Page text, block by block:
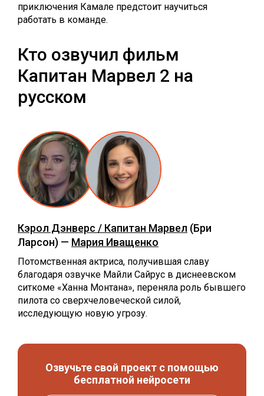
приключения Камале предстоит научиться
работать в команде.
Кто озвучил фильм
Капитан Марвел 2 на
русском
Кэрол Дэнверс / Капитан Марвел (Бри
Ларсон) — Мария Иващенко
Потомственная актриса, получившая славу
благодаря озвучке Майли Сайрус в диснеевском
ситкоме «Ханна Монтана», переняла роль бывшего
пилота со сверхчеловеческой силой,
исследующую новую угрозу.
Озвучьте свой проект с помощью
бесплатной нейросети